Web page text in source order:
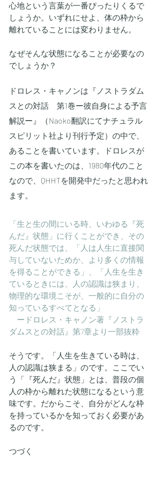
心地という言葉が一番ぴったりくるで
しょうか。いずれにせよ、体の枠から
離れていることには変わりません。
なぜそんな状態になることが必要なの
でしょうか？
ドロレス・キャノンは『ノストラダム
スとの対話　第1巻ー彼自身による予言
解説ー』（Naoko翻訳にてナチュラル
スピリット社より刊行予定）の中で、
あることを書いています。ドロレスが
この本を書いたのは、1980年代のこと
なので、QHHTを開発中だったと思われ
ます。
「生と生の間にいる時、いわゆる『死
んだ』状態」に行くことができ、その
死んだ状態では、「人は人生に直接関
与していないためか、より多くの情報
を得ることができる」、「人生を生き
ているときには、人の認識は狭まり、
物理的な環境こそが、一般的に自分の
知っているすべてとなる」
ードロレス・キャノン著『ノストラ
ダムスとの対話』第7章より一部抜粋
そうです。「人生を生きている時は、
人の認識は狭まる」のです。ここでい
う「『死んだ』状態」とは、普段の個
人の枠から離れた状態になるという意
味です。だからこそ、自分がどんな枠
を持っているかを知っておく必要があ
るのです。
つづく